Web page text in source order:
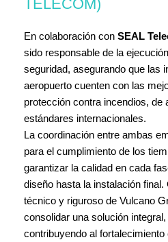
TELECOM)
En colaboración con SEAL
sido responsable de la
seguridad, asegurando que las
aeropuerto cuenten con las
protección contra incendios, de
estándares internacionales.
La coordinación entre ambas
para el cumplimiento de los
garantizar la calidad en cada
diseño hasta la instalación
técnico y riguroso de Vulcano
consolidar una solución
contribuyendo al